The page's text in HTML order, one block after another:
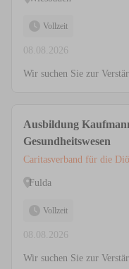
Vollzeit
08.08.2026
Wir suchen Sie zur
Ausbildung
Gesundheitswesen
Caritasverband für die
Fulda
Vollzeit
08.08.2026
Wir suchen Sie zur